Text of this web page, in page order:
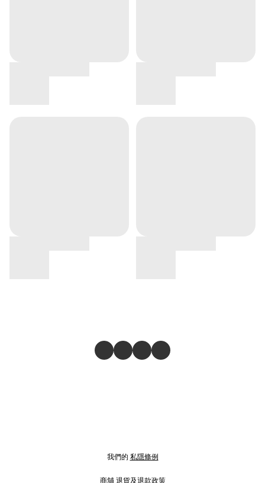
我們的 私隱條例
商舖 退貨及退款政策